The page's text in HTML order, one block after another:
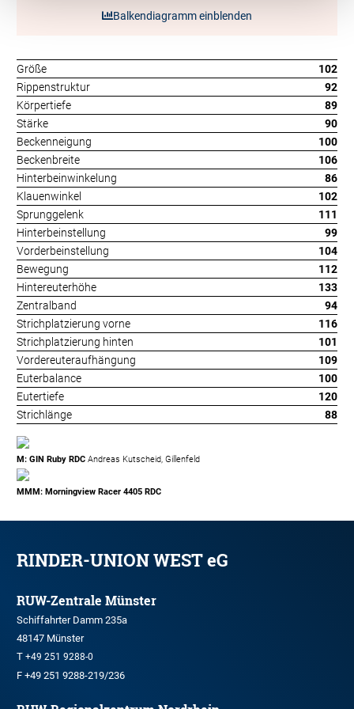
Balkendiagramm einblenden
Größe
102
Rippenstruktur
92
Körpertiefe
89
Stärke
90
Beckenneigung
100
Beckenbreite
106
Hinterbeinwinkelung
86
Klauenwinkel
102
Sprunggelenk
111
Hinterbeinstellung
99
Vorderbeinstellung
104
Bewegung
112
Hintereuterhöhe
133
Zentralband
94
Strichplatzierung vorne
116
Strichplatzierung hinten
101
Vordereuteraufhängung
109
Euterbalance
100
Eutertiefe
120
Strichlänge
88
M: GIN Ruby RDC Andreas Kutscheid, Gillenfeld
MMM: Morningview Racer 4405 RDC
RINDER-UNION WEST eG
RUW-Zentrale Münster
Schiffahrter Damm 235a
48147 Münster
T +49 251 9288-0
F +49 251 9288-219/236